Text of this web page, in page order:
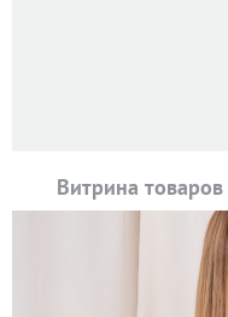
Витрина товаров